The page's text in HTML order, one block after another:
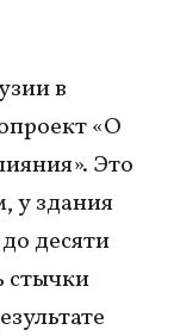
в
«О
Это
у здания
десяти
стычки